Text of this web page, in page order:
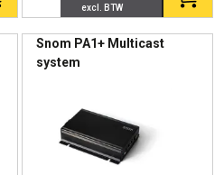
headsets
via 3,5 mm aansluiting
Snom PA1+ Multicast
system